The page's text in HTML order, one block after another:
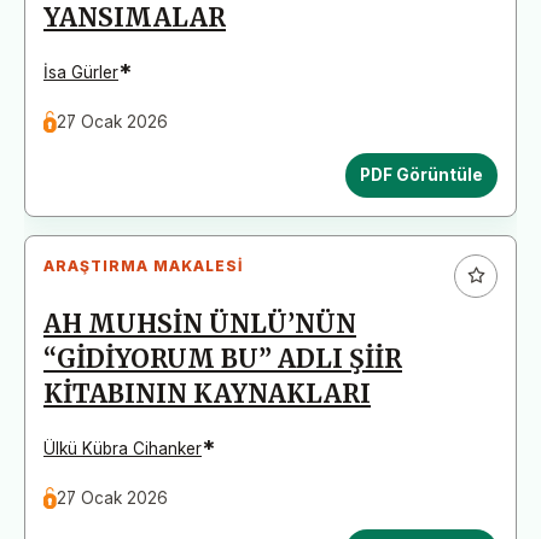
YANSIMALAR
İsa Gürler*
27 Ocak 2026
PDF Görüntüle
ARAŞTIRMA MAKALESI
AH MUHSİN ÜNLÜ’NÜN
“GİDİYORUM BU” ADLI ŞİİR
KİTABININ KAYNAKLARI
Ülkü Kübra Cihanker*
27 Ocak 2026